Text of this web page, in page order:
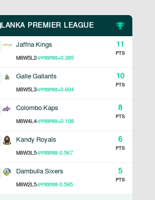
LANKA PREMIER LEAGUE
Jaffna Kings
M8W5L2এনআরআর+0.385
11
PTS
Galle Gallants
M8W5L3এনআরআর+0.604
10
PTS
Colombo Kaps
M8W4L4এনআরআর+0.108
8
PTS
Kandy Royals
M8W3L5এনআরআর-0.567
6
PTS
Dambulla Sixers
M8W2L5এনআরআর-0.565
5
PTS